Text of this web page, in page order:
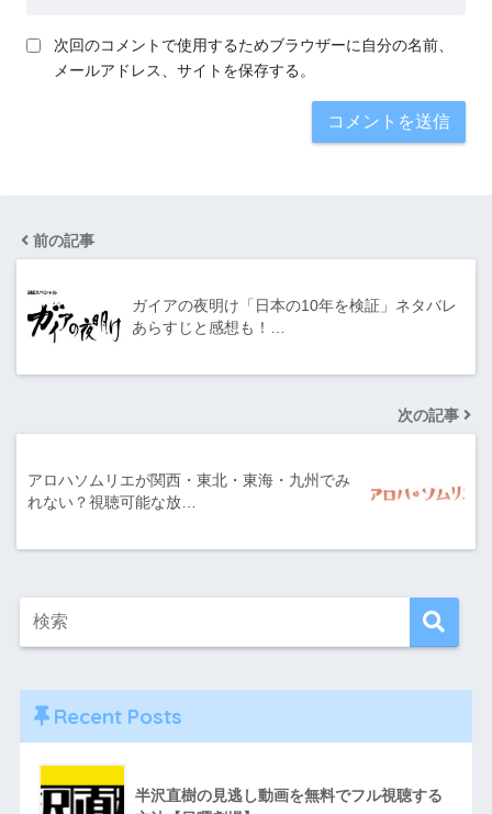
次回のコメントで使用するためブラウザーに自分の名前、
メールアドレス、サイトを保存する。
前の記事
ガイアの夜明け「日本の10年を検証」ネタバレ
あらすじと感想も！…
次の記事
アロハソムリエが関西・東北・東海・九州でみ
れない？視聴可能な放…
Recent Posts
半沢直樹の見逃し動画を無料でフル視聴する